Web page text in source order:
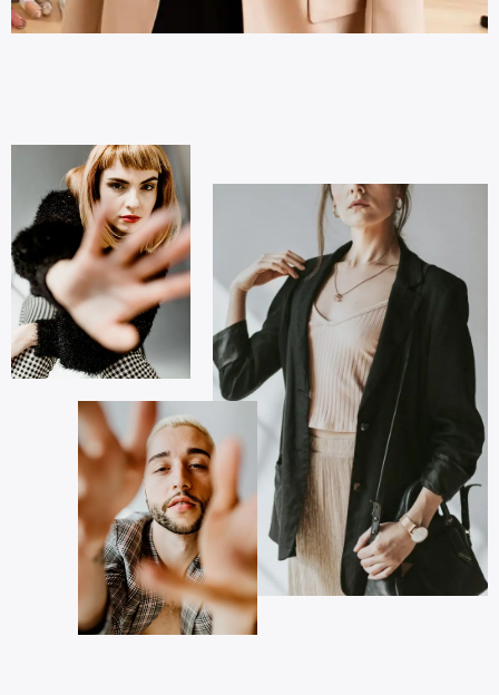
Morgan Roberts